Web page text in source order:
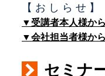
【 お し ら せ 】
▼受講者本人様か
▼会社担当者様か
セミナ